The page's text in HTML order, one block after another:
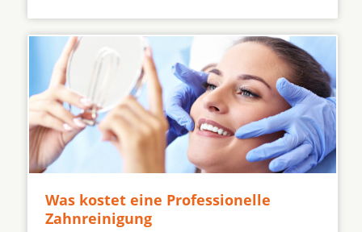
Was kostet eine Professionelle
Zahnreinigung